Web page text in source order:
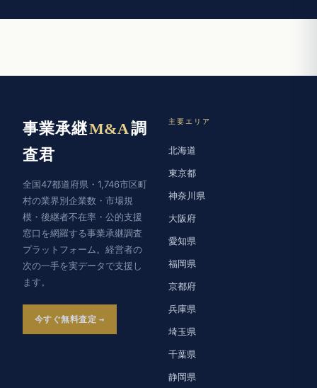
事業承継M&A調
査君
全国47都道府県・1,746市区町
村の業界別企業数・市場規
模・後継者不在率・公的支援
窓口を網羅する事業承継調査
プラットフォーム。経営者の
次の一手を実データで支援し
ます。
今すぐ無料査定
主要エリア
北海道
東京都
神奈川県
大阪府
愛知県
福岡県
京都府
兵庫県
埼玉県
千葉県
静岡県